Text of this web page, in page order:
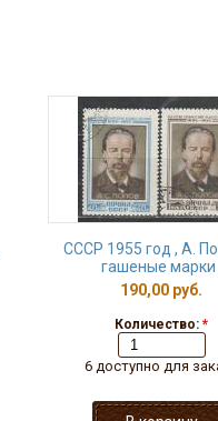
СССР 1955 год , А.
гашеные марки .
190,00 руб.
Количество: *
6 доступно для